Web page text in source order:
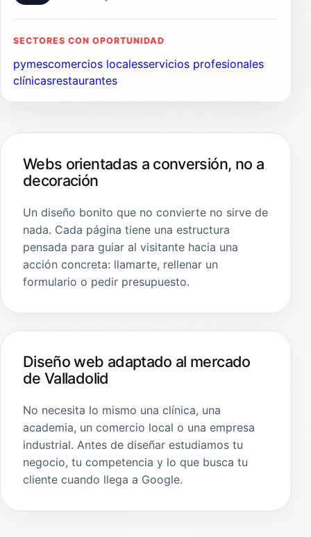
SECTORES CON OPORTUNIDAD
pymescomercios localesservicios profesionales
clínicasrestaurantes
Webs orientadas a conversión, no a
decoración
Un diseño bonito que no convierte no sirve de
nada. Cada página tiene una estructura
pensada para guiar al visitante hacia una
acción concreta: llamarte, rellenar un
formulario o pedir presupuesto.
Diseño web adaptado al mercado
de Valladolid
No necesita lo mismo una clínica, una
academia, un comercio local o una empresa
industrial. Antes de diseñar estudiamos tu
negocio, tu competencia y lo que busca tu
cliente cuando llega a Google.